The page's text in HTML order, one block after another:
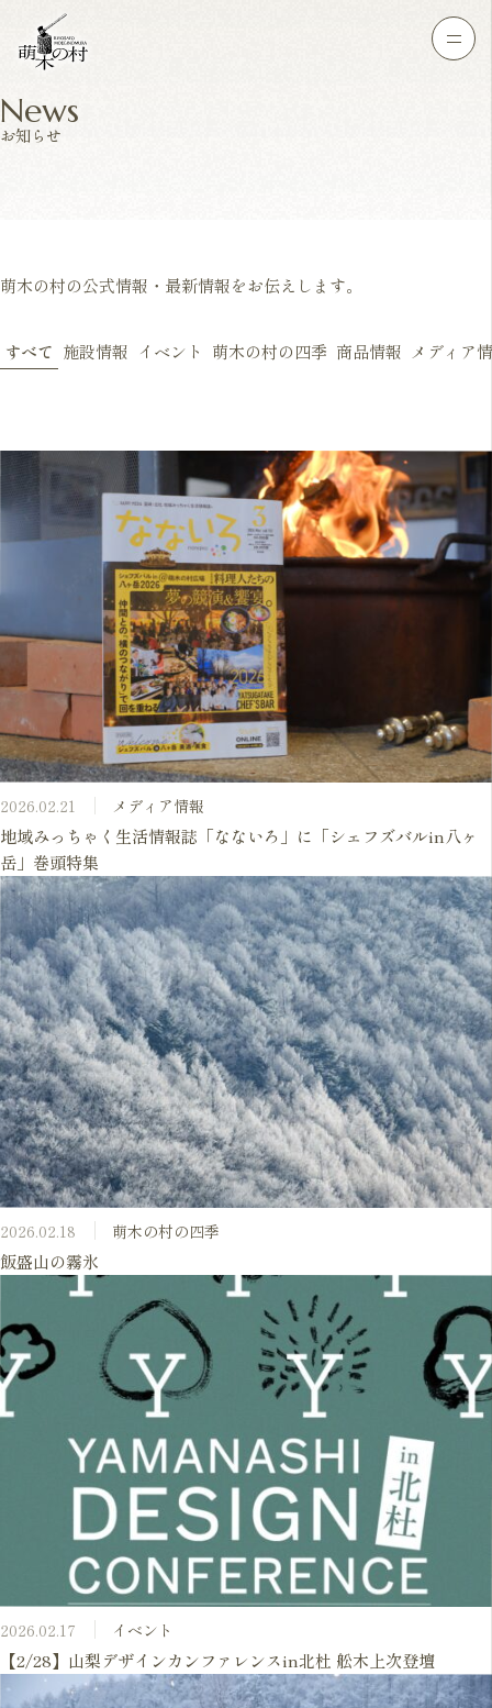
News
お知らせ
萌木の村の公式情報・最新情報をお伝えします。
すべて 施設情報 イベント 萌木の村の四季 商品情報 メディア
2026.02.21 メディア情報
地域みっちゃく生活情報誌「なないろ」に「シェフズバルin八ヶ
岳」巻頭特集
2026.02.18 萌木の村の四季
飯盛山の霧氷
2026.02.17 イベント
【2/28】山梨デザインカンファレンスin北杜 舩木上次登壇